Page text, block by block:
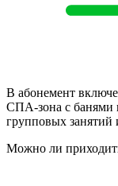
В абонемент
СПА-зона с банями
групповых занятий
Можно ли